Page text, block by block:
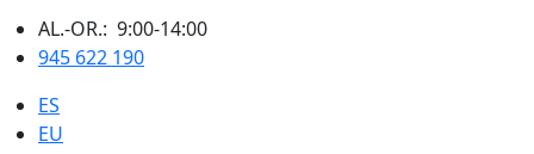
AL.-OR.: 9:00-14:00
945 622 190
ES
EU